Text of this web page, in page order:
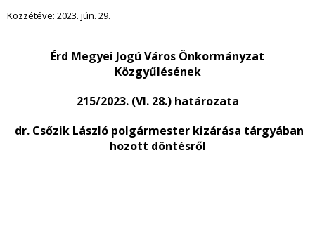
Közzétéve: 2023. jún. 29.
Érd Megyei Jogú Város Önkormányzat
Közgyűlésének
215/2023. (VI. 28.) határozata
dr. Csőzik László polgármester kizárása tárgyában
hozott döntésről